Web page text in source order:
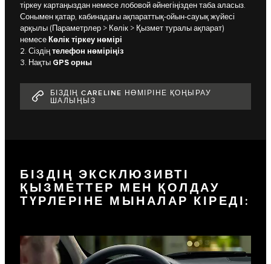
тіркеу картаңыздан немесе лобовой әйнегіңізден таба аласыз.
Сонымен қатар, кабинадағы ақпараттық-ойын-сауық жүйесі
арқылы (Параметрлер > Көлік > Қызмет туралы ақпарат)
немесе Көлік тіркеу нөмірі
2. Сіздіңтелефон нөміріңіз
3. Нақты GPS орны
БІЗДІҢ CARELINE НӨМІРІНЕ ҚОҢЫРАУ
ШАЛЫҢЫЗ
БІЗДІҢ ЭКСКЛЮЗИВТІ
ҚЫЗМЕТТЕР МЕН ҚОЛДАУ
ТҮРЛЕРІНЕ МЫНАЛАР КІРЕДІ: